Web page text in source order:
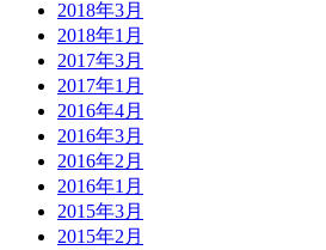
2018年3月
2018年1月
2017年3月
2017年1月
2016年4月
2016年3月
2016年2月
2016年1月
2015年3月
2015年2月